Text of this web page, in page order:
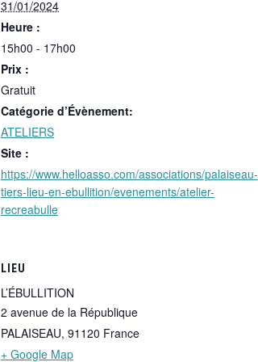
31/01/2024
Heure :
15h00 - 17h00
Prix :
Gratuit
Catégorie d’Évènement:
ATELIERS
Site :
https://www.helloasso.com/associations/palaiseau-
tiers-lieu-en-ebullition/evenements/atelier-
recreabulle
LIEU
L’ÉBULLITION
2 avenue de la République
PALAISEAU, 91120 France
+ Google Map